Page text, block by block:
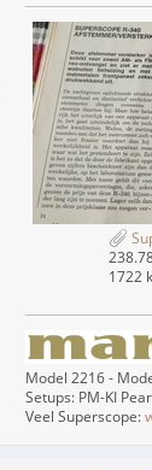
1722
Model 2216 -
Setups: PM-KI
Veel Superscope: